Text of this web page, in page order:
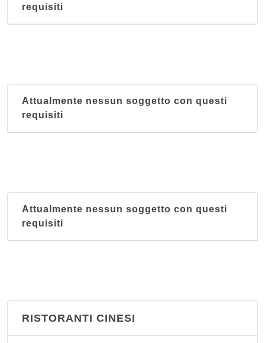
requisiti
Attualmente nessun soggetto con questi
requisiti
Attualmente nessun soggetto con questi
requisiti
RISTORANTI CINESI